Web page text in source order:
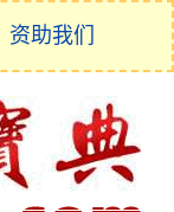
资助我们